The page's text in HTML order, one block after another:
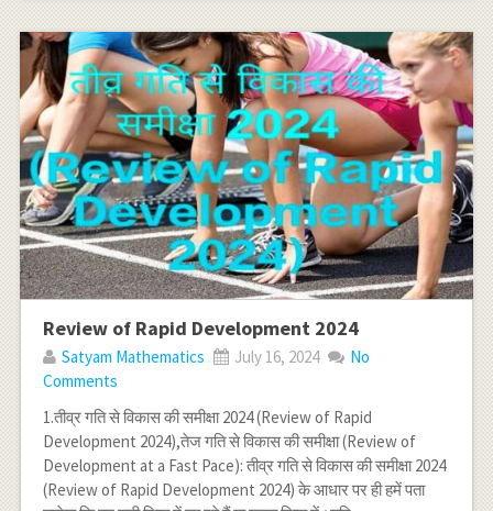
Review of Rapid Development 2024
Satyam Mathematics July 16, 2024
No
Comments
1.तीव्र गति से विकास की समीक्षा 2024 (Review of Rapid
Development 2024),तेज गति से विकास की समीक्षा (Review of
Development at a Fast Pace): तीव्र गति से विकास की समीक्षा 2024
(Review of Rapid Development 2024) के आधार पर ही हमें पता